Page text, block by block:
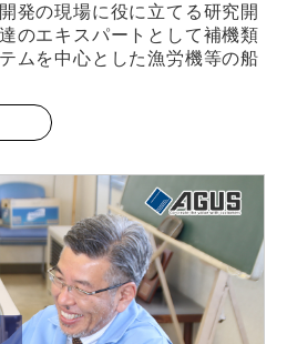
発の現場に役に立てる研究開
のエキスパートとして補機類
ムを中心とした漁労機等の船